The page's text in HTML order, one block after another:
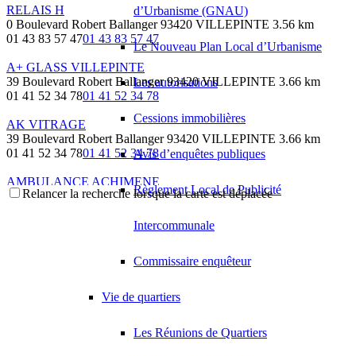
d’Urbanisme (GNAU)
Le Nouveau Plan Local d’Urbanisme
Les autorisations
Cessions immobilières
Avis d’enquêtes publiques
Règlement Local de Publicité
Intercommunale
Commissaire enquêteur
Vie de quartiers
Les Réunions de Quartiers
RELAIS H
0 Boulevard Robert Ballanger 93420 VILLEPINTE 3.56 km
01 43 83 57 4701 43 83 57 47
A+ GLASS VILLEPINTE
39 Boulevard Robert Ballanger 93420 VILLEPINTE 3.66 km
01 41 52 34 7801 41 52 34 78
AK VITRAGE
39 Boulevard Robert Ballanger 93420 VILLEPINTE 3.66 km
01 41 52 34 7801 41 52 34 78
AMBULANCE ACHIMENE
39 Boulevard Robert Ballanger 93420 VILLEPINTE 3.66 km
39 Boulevard Robert Ballanger 93420 VILLEPINTE
01 43 85 01 89
SERVICE AUTO PLUS
Relancer la recherche lorsque la carte est déplacée